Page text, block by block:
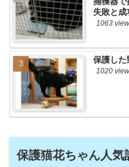
失敗と成
1063
保護した
1020
保護猫花ちゃん人気